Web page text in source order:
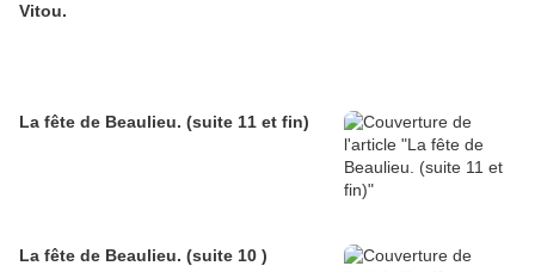
Vitou.
La fête de Beaulieu. (suite 11 et fin)
La fête de Beaulieu. (suite 10 )